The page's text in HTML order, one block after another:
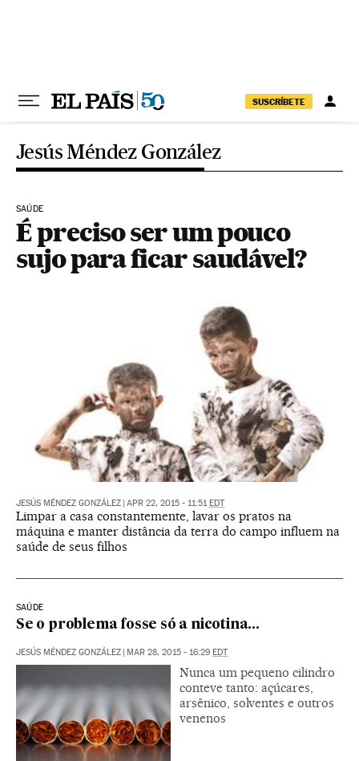
SUSCRÍBETE
Jesús Méndez González
SAÚDE
É preciso ser um pouco
sujo para ficar saudável?
JESÚS MÉNDEZ GONZÁLEZ APR 22, 2015 - 11:51 EDT
Limpar a casa constantemente, lavar os pratos na
máquina e manter distância da terra do campo influem na
saúde de seus filhos
SAÚDE
Se o problema fosse só a nicotina...
JESÚS MÉNDEZ GONZÁLEZ MAR 28, 2015 - 16:29 EDT
Nunca um pequeno cilindro
conteve tanto: açúcares,
arsênico, solventes e outros
venenos